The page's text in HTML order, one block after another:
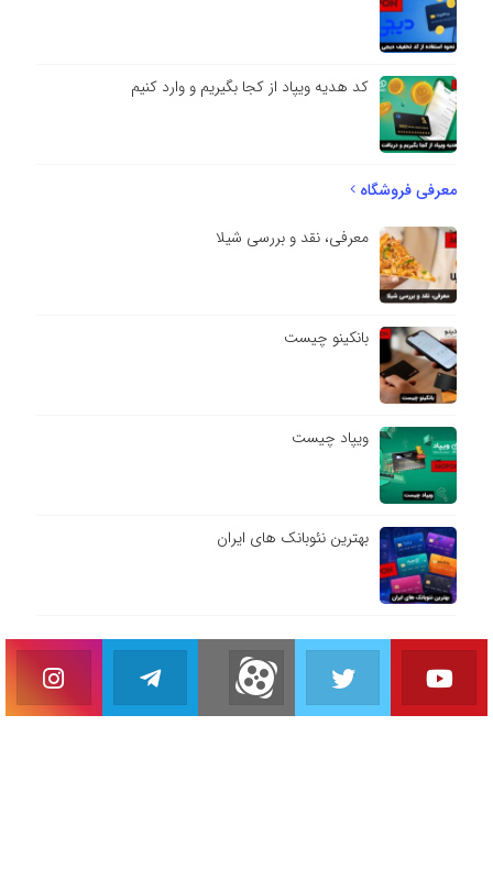
کد هدیه ویپاد از کجا بگیریم و وارد کنیم
معرفی فروشگاه
معرفی، نقد و بررسی شیلا
بانکینو چیست
ویپاد چیست
بهترین نئوبانک های ایران